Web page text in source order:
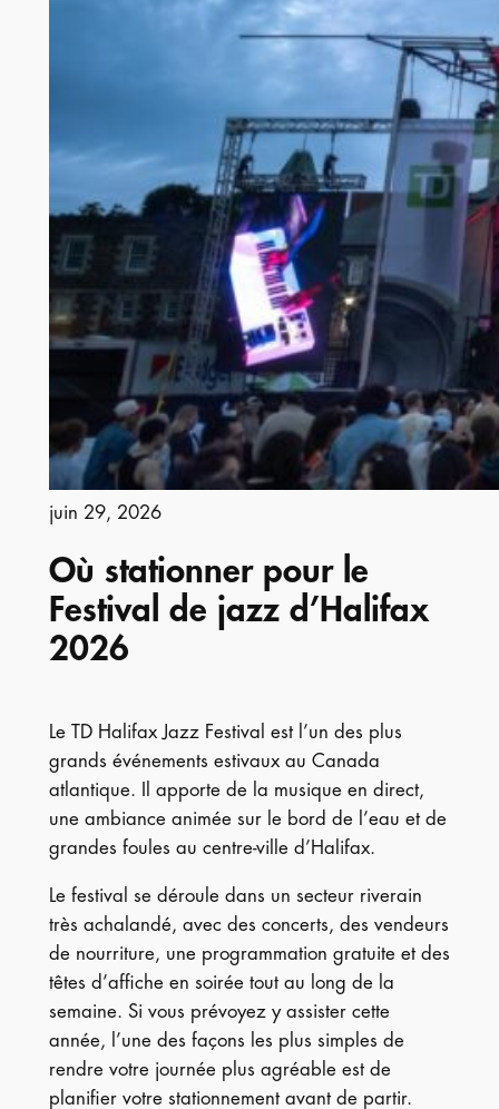
juin 29, 2026
Où stationner pour le
Festival de jazz d’Halifax
2026
Le TD Halifax Jazz Festival est l’un des plus
grands événements estivaux au Canada
atlantique. Il apporte de la musique en direct,
une ambiance animée sur le bord de l’eau et de
grandes foules au centre-ville d’Halifax.
Le festival se déroule dans un secteur riverain
très achalandé, avec des concerts, des vendeurs
de nourriture, une programmation gratuite et des
têtes d’affiche en soirée tout au long de la
semaine. Si vous prévoyez y assister cette
année, l’une des façons les plus simples de
rendre votre journée plus agréable est de
planifier votre stationnement avant de partir.